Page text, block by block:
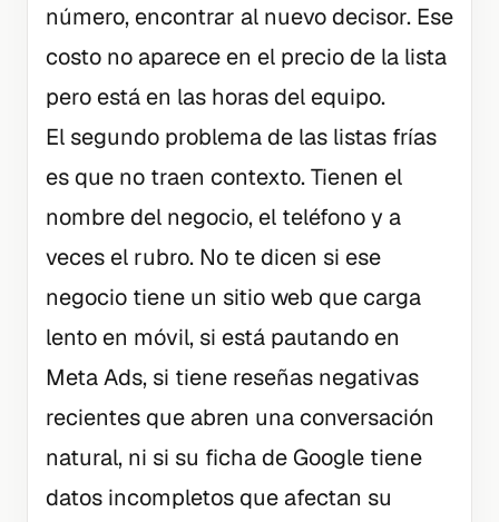
número, encontrar al nuevo decisor. Ese
costo no aparece en el precio de la lista
pero está en las horas del equipo.
El segundo problema de las listas frías
es que no traen contexto. Tienen el
nombre del negocio, el teléfono y a
veces el rubro. No te dicen si ese
negocio tiene un sitio web que carga
lento en móvil, si está pautando en
Meta Ads, si tiene reseñas negativas
recientes que abren una conversación
natural, ni si su ficha de Google tiene
datos incompletos que afectan su